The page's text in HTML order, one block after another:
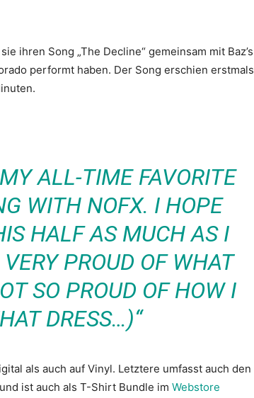
ihren Song „The Decline“ gemeinsam mit Baz’s
performt haben. Der Song erschien erstmals
ALL-TIME FAVORITE
WITH NOFX. I HOPE
HALF AS MUCH AS I
PROUD OF WHAT
SO PROUD OF HOW I
DRESS…)“
als auch auf Vinyl. Letztere umfasst auch den
ist auch als T-Shirt Bundle im Webstore